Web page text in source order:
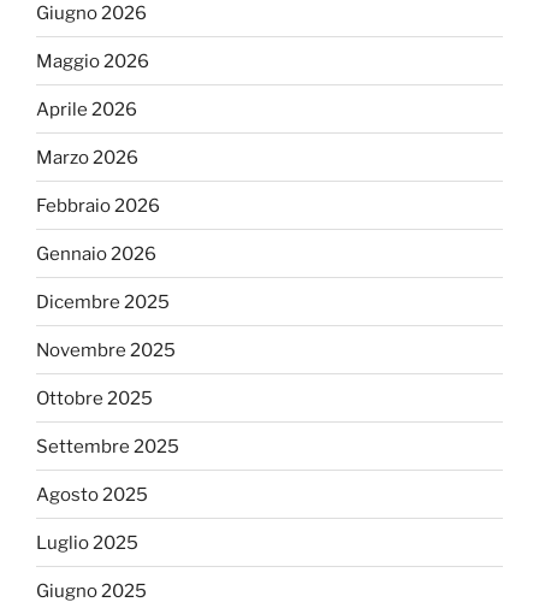
Giugno 2026
Maggio 2026
Aprile 2026
Marzo 2026
Febbraio 2026
Gennaio 2026
Dicembre 2025
Novembre 2025
Ottobre 2025
Settembre 2025
Agosto 2025
Luglio 2025
Giugno 2025